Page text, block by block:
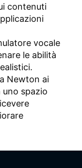
contenuti
vocale
le abilità
Newton ai
spazio